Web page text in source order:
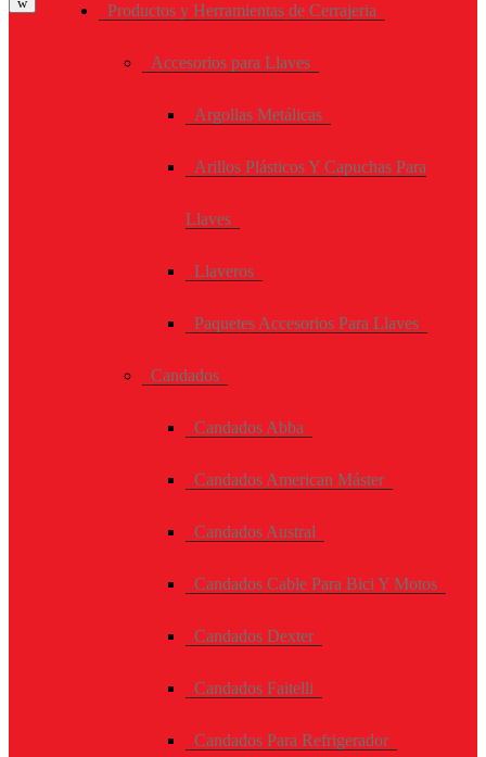
Productos y Herramientas de Cerrajeria
Accesorios para Llaves
Argollas Metálicas
Arillos Plásticos Y Capuchas Para
Llaves
Llaveros
Paquetes Accesorios Para Llaves
Candados
Candados Abba
Candados American Máster
Candados Austral
Candados Cable Para Bici Y Motos
Candados Dexter
Candados Faitelli
Candados Para Refrigerador